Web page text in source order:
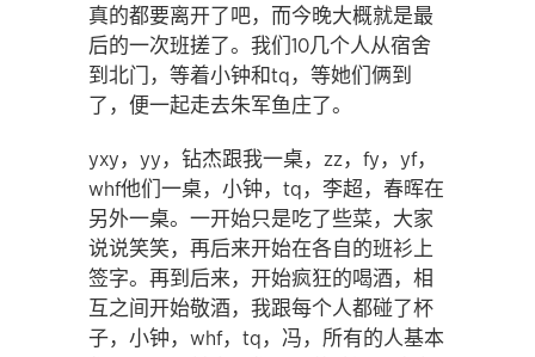
真的都要离开了吧，而今晚大概就是最
后的一次班搓了。我们10几个人从宿舍
到北门，等着小钟和tq，等她们俩到
了，便一起走去朱军鱼庄了。
yxy，yy，钻杰跟我一桌，zz，fy，yf，
whf他们一桌，小钟，tq，李超，春晖在
另外一桌。一开始只是吃了些菜，大家
说说笑笑，再后来开始在各自的班衫上
签字。再到后来，开始疯狂的喝酒，相
互之间开始敬酒，我跟每个人都碰了杯
子，小钟，whf，tq，冯，所有的人基本